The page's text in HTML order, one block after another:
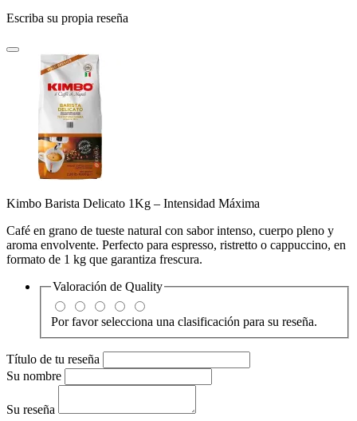
Escriba su propia reseña
Kimbo Barista Delicato 1Kg – Intensidad Máxima
Café en grano de tueste natural con sabor intenso, cuerpo pleno y
aroma envolvente. Perfecto para espresso, ristretto o cappuccino, en
formato de 1 kg que garantiza frescura.
Valoración de Quality
Por favor selecciona una clasificación para su reseña.
Título de tu reseña
Su nombre
Su reseña